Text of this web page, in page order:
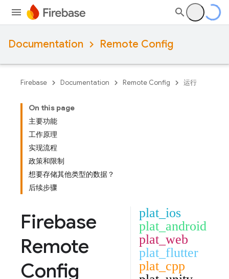
Documentation Remote Config
Firebase Documentation Remote Config 运行
On this page
主要功能
工作原理
实现流程
政策和限制
想要存储其他类型的数据？
后续步骤
Firebase
Remote
Config
plat_ios
plat_android
plat_web
plat_flutter
plat_cpp